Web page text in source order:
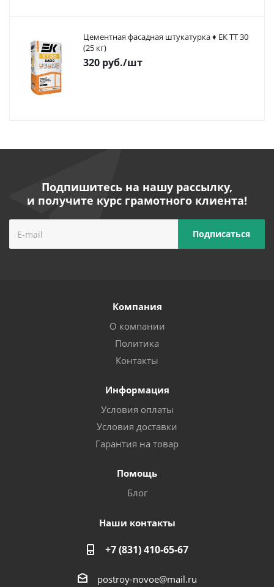
Цементная фасадная штукатурка ♦ ЕК ТТ 30
(25 кг)
320 руб./шт
Подпишитесь на нашу рассылку,
и получите курс грамотного клиента!
Компания
О компании
Политика
Контакты
Информация
Условия оплаты
Условия доставки
Гарантия на товар
Помощь
Блог
Наши контакты
+7 (831) 410-65-67
postroy-novoe@mail.ru